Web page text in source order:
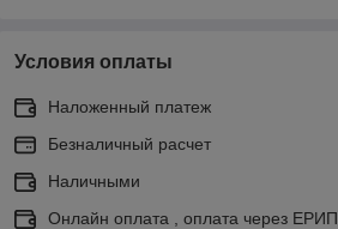
Условия оплаты
Наложенный платеж
Безналичный расчет
Наличными
Онлайн оплата , оплата через ЕРИП